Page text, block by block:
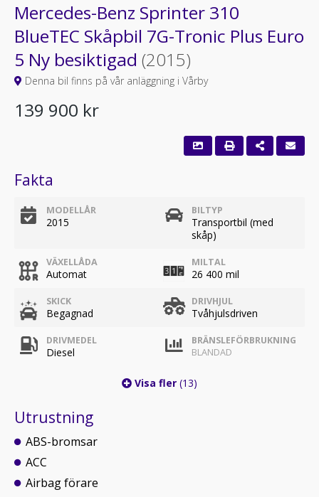
Mercedes-Benz Sprinter 310
BlueTEC Skåpbil 7G-Tronic Plus Euro
5 Ny besiktigad (2015)
Denna bil finns på vår anläggning i Vårby
139 900 kr
Fakta
MODELLÅR
2015
BILTYP
Transportbil (med
skåp)
VÄXELLÅDA
Automat
MILTAL
26 400 mil
SKICK
Begagnad
DRIVHJUL
Tvåhjulsdriven
DRIVMEDEL
Diesel
BRÄNSLEFÖRBRUKNING
BLANDAD
Visa fler (13)
Utrustning
ABS-bromsar
ACC
Airbag förare